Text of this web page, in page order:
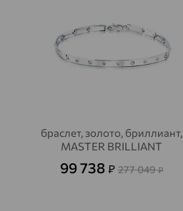
браслет, золото, бриллиант,
MASTER BRILLIANT
99 738 ₽ 277 049₽